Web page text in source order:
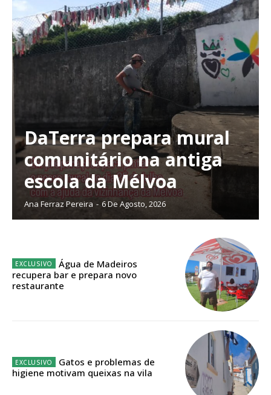
Planos de Assinatura
Faça-se assinante do Região de Cister e ajude-nos a manter este serviço
Sendo assinante terá acesso a todos os conteúdos exclusivos e versões
Escolha o plano de assinatura desejado:
IMPRESSA
32€
DaTerra prepara mural
comunitário na antiga
escola da Mélvoa
Ana Ferraz Pereira - 6 De Agosto, 2026
Água de Madeiros
recupera bar e prepara novo
restaurante
Gatos e problemas de
higiene motivam queixas na vila